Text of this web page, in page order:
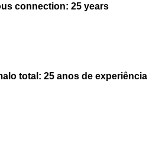
connection: 25 years
total: 25 anos de experiência